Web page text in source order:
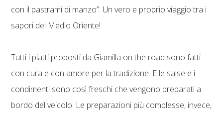
con il pastrami di manzo”. Un vero e proprio viaggio tra i
sapori del Medio Oriente!
Tutti i piatti proposti da Giamilla on the road sono fatti
con cura e con amore per la tradizione. E le salse e i
condimenti sono così freschi che vengono preparati a
bordo del veicolo. Le preparazioni più complesse, invece,